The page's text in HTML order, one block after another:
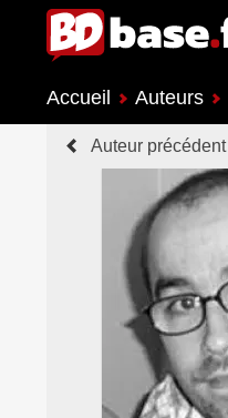
Accueil Auteurs
Auteur précédent